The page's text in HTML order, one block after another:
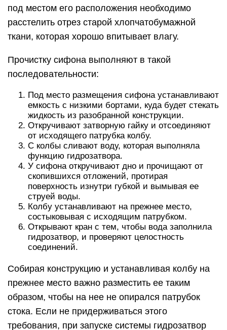
под местом его расположения необходимо
расстелить отрез старой хлопчатобумажной
ткани, которая хорошо впитывает влагу.
Прочистку сифона выполняют в такой
последовательности:
Под место размещения сифона устанавливают
емкость с низкими бортами, куда будет стекать
жидкость из разобранной конструкции.
Откручивают затворную гайку и отсоединяют
от исходящего патрубка колбу.
С колбы сливают воду, которая выполняла
функцию гидрозатвора.
У сифона откручивают дно и прочищают от
скопившихся отложений, протирая
поверхность изнутри губкой и вымывая ее
струей воды.
Колбу устанавливают на прежнее место,
состыковывая с исходящим патрубком.
Открывают кран с тем, чтобы вода заполнила
гидрозатвор, и проверяют целостность
соединений.
Собирая конструкцию и устанавливая колбу на
прежнее место важно разместить ее таким
образом, чтобы на нее не опирался патрубок
стока. Если не придерживаться этого
требования, при запуске системы гидрозатвор